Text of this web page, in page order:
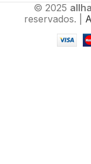
© 2025
reservados. |